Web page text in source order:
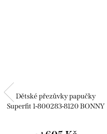
Dětské přezůvky papučky
Superfit 1-800283-8120 BONNY